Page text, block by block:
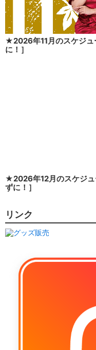
★2026年11月のスケジュ
に！］
★2026年12月のスケジュ
ずに！］
リンク